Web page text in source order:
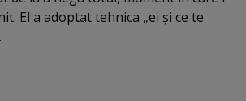
El a adoptat tehnica „ei şi ce te